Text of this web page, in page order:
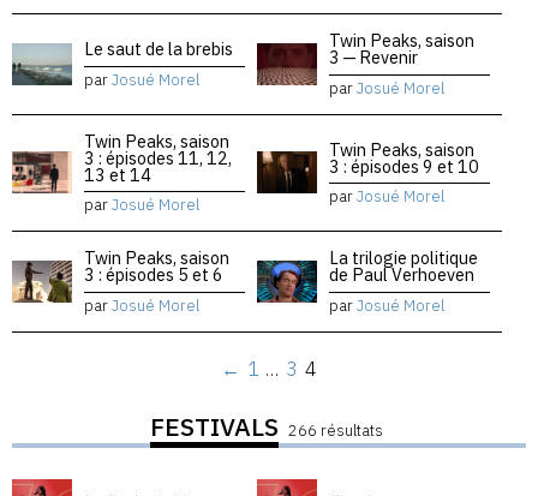
Le saut de la brebis
parJosué Morel
Twin Peaks, saison
3 — Revenir
parJosué Morel
Twin Peaks, saison
3 : épisodes 11, 12,
13 et 14
parJosué Morel
Twin Peaks, saison
3 : épisodes 9 et 10
parJosué Morel
Twin Peaks, saison
3 : épisodes 5 et 6
parJosué Morel
La trilogie politique
de Paul Verhoeven
parJosué Morel
← 1 … 3 4
FESTIVALS 266 résultats